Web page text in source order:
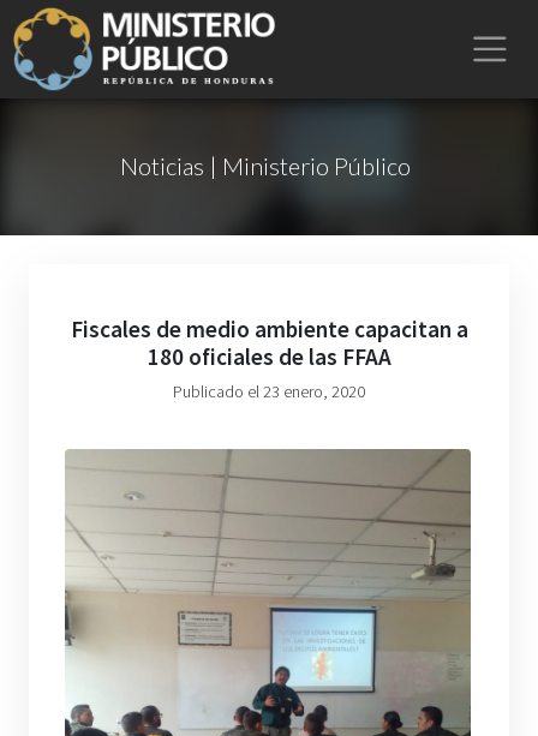
Noticias | Ministerio Público
Fiscales de medio ambiente capacitan a
180 oficiales de las FFAA
Publicado el 23 enero, 2020